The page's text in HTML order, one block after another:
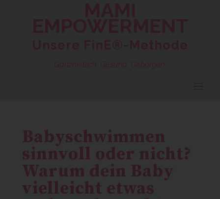
Babyschwimmen
sinnvoll oder nicht?
Warum dein Baby
vielleicht etwas